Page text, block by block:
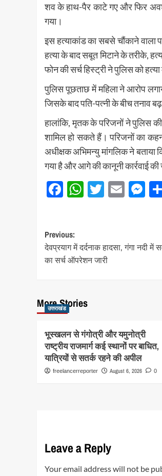
शव के हाथ-पैर काटे गए और फिर
गया।
इस हत्याकांड का सबसे चौंकाने वाला
हत्या के बाद सबूत मिटाने के तरीके,
फोन की सर्च हिस्ट्री ने पुलिस को
पुलिस पूछताछ में महिला ने आरोप
जिसके बाद पति-पत्नी के बीच तनाव
हालांकि, मृतक के परिजनों ने पुलिस
शामिल हो सकते हैं। परिजनों का
अधीक्षक अभिमन्यु मांगलिक ने बताया
गया है और आगे की कानूनी कार्रवाई की
Facebook
WhatsApp
Twitter
Email
Post
navigation
Previous:
देवप्रयाग में दर्दनाक हादसा, गंगा नदी में
का सर्च ऑपरेशन जारी
More Stories
उत्तराखंड
भूस्खलन से गंगोत्री और यमुनोत्री
राष्ट्रीय राजमार्ग कई स्थानों पर बाधित,
यात्रियों से सतर्क रहने की अपील
freelancerreporter August 6, 2026 0
Leave a Reply
Your email address will not be